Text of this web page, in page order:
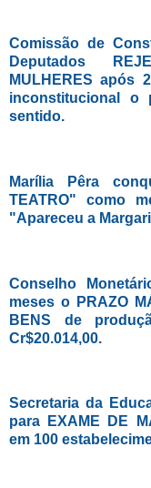
Comissão de
Deputados
MULHERES após
inconstitucional o
sentido.
Marília Pêra
TEATRO" como
"Apareceu a
Conselho
meses o PRAZO
BENS de
Cr$20.014,00.
Secretaria da
para EXAME DE
em 100